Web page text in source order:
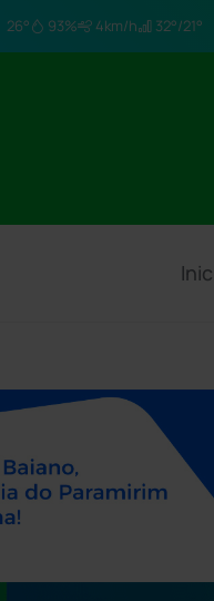
26° 93% 4km/h 32°/21°